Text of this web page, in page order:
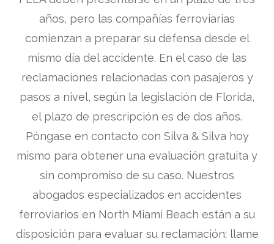
años, pero las compañías ferroviarias
comienzan a preparar su defensa desde el
mismo día del accidente. En el caso de las
reclamaciones relacionadas con pasajeros y
pasos a nivel, según la legislación de Florida,
el plazo de prescripción es de dos años.
Póngase en contacto con Silva & Silva hoy
mismo para obtener una evaluación gratuita y
sin compromiso de su caso. Nuestros
abogados especializados en accidentes
ferroviarios en North Miami Beach están a su
disposición para evaluar su reclamación; llame